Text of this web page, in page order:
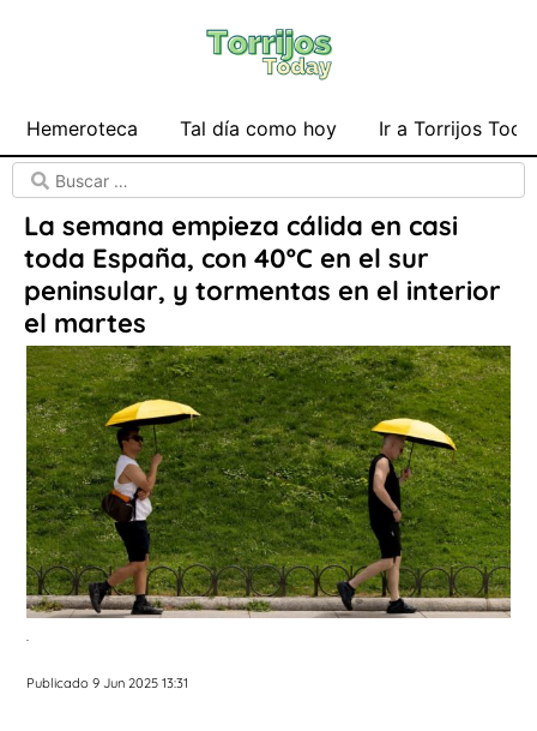
Hemeroteca Tal día como hoy Ir a Torrijos
La semana empieza cálida en casi
toda España, con 40ºC en el sur
peninsular, y tormentas en el interior
el martes
.
Publicado 9 Jun 2025 13:31